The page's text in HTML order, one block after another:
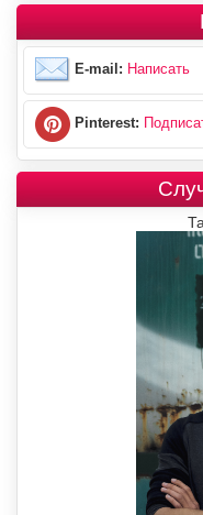
E-mail: Написать
Pinterest: